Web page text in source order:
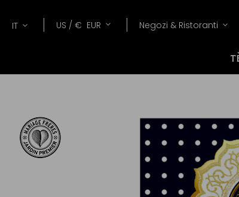
Lang
IT Valuta
US / € EUR Negozi & Ristoranti